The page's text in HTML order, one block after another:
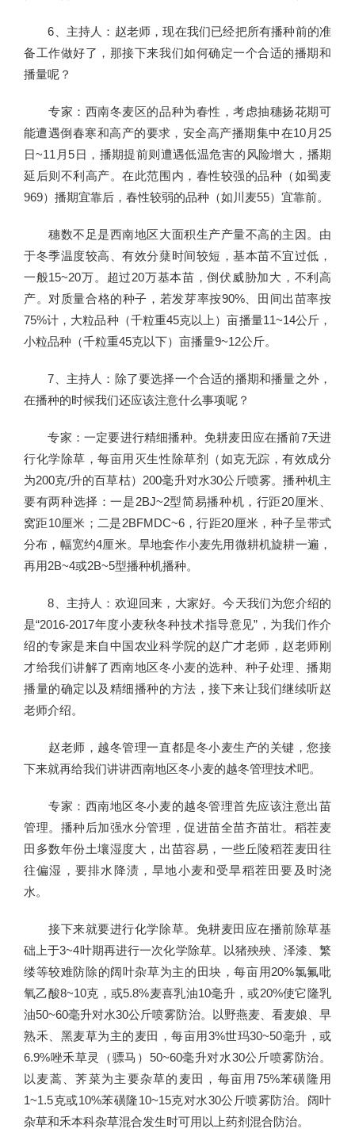
6、主持人：赵老师，现在我们已经把所有播种前的准
备工作做好了，那接下来我们如何确定一个合适的播期和
播量呢？
专家：西南冬麦区的品种为春性，考虑抽穗扬花期可
能遭遇倒春寒和高产的要求，安全高产播期集中在10月25
日~11月5日，播期提前则遭遇低温危害的风险增大，播期
延后则不利高产。在此范围内，春性较强的品种（如蜀麦
969）播期宜靠后，春性较弱的品种（如川麦55）宜靠前。
穗数不足是西南地区大面积生产产量不高的主因。由
于冬季温度较高、有效分蘖时间较短，基本苗不宜过低，
一般15~20万。超过20万基本苗，倒伏威胁加大，不利高
产。对质量合格的种子，若发芽率按90%、田间出苗率按
75%计，大粒品种（千粒重45克以上）亩播量11~14公斤，
小粒品种（千粒重45克以下）亩播量9~12公斤。
7、主持人：除了要选择一个合适的播期和播量之外，
在播种的时候我们还应该注意什么事项呢？
专家：一定要进行精细播种。免耕麦田应在播前7天进
行化学除草，每亩用灭生性除草剂（如克无踪，有效成分
为200克/升的百草枯）200毫升对水30公斤喷雾。播种机主
要有两种选择：一是2BJ~2型简易播种机，行距20厘米、
窝距10厘米；二是2BFMDC~6，行距20厘米，种子呈带式
分布，幅宽约4厘米。旱地套作小麦先用微耕机旋耕一遍，
再用2B~4或2B~5型播种机播种。
8、主持人：欢迎回来，大家好。今天我们为您介绍的
是“2016-2017年度小麦秋冬种技术指导意见”，为我们作介
绍的专家是来自中国农业科学院的赵广才老师，赵老师刚
才给我们讲解了西南地区冬小麦的选种、种子处理、播期
播量的确定以及精细播种的方法，接下来让我们继续听赵
老师介绍。
赵老师，越冬管理一直都是冬小麦生产的关键，您接
下来就再给我们讲讲西南地区冬小麦的越冬管理技术吧。
专家：西南地区冬小麦的越冬管理首先应该注意出苗
管理。播种后加强水分管理，促进苗全苗齐苗壮。稻茬麦
田多数年份土壤湿度大，出苗容易，一些丘陵稻茬麦田往
往偏湿，要排水降渍，旱地小麦和受旱稻茬田要及时浇
水。
接下来就要进行化学除草。免耕麦田应在播前除草基
础上于3~4叶期再进行一次化学除草。以猪殃殃、泽漆、繁
缕等较难防除的阔叶杂草为主的田块，每亩用20%氯氟吡
氧乙酸8~10克，或5.8%麦喜乳油10毫升，或20%使它隆乳
油50~60毫升对水30公斤喷雾防治。以野燕麦、看麦娘、早
熟禾、黑麦草为主的麦田，每亩用3%世玛30~50毫升，或
6.9%唑禾草灵（骠马）50~60毫升对水30公斤喷雾防治。
以麦蒿、荠菜为主要杂草的麦田，每亩用75%苯磺隆用
1~1.5克或10%苯磺隆10~15克对水30公斤喷雾防治。阔叶
杂草和禾本科杂草混合发生时可用以上药剂混合防治。